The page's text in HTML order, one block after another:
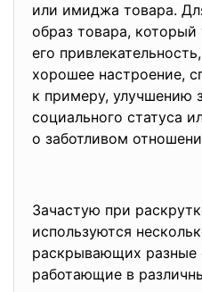
или имиджа товара.
образ товара, который
его
хорошее настроение,
к примеру, улучшению
социального статуса
о заботливом
Зачастую при
используются
раскрывающих разные
работающие в